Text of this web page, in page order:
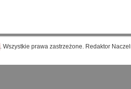
. Wszystkie prawa zastrzeżone. Redaktor